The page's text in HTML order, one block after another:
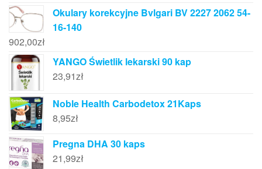
Okulary korekcyjne Bvlgari BV 2227 2062 54-
16-140
902,00zł
YANGO Świetlik lekarski 90 kap
23,91zł
Noble Health Carbodetox 21Kaps
8,95zł
Pregna DHA 30 kaps
21,99zł